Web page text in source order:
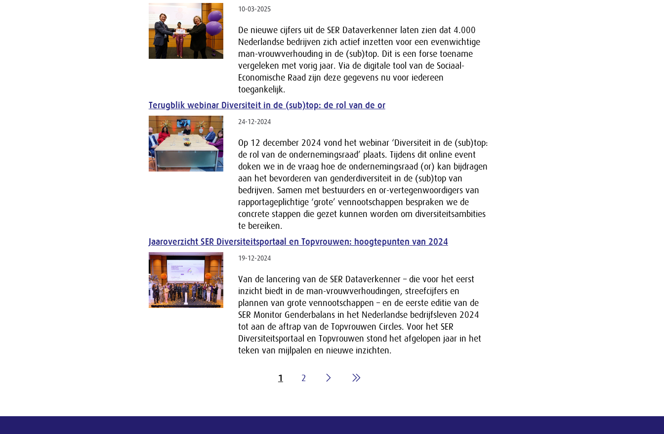
10-03-2025
De nieuwe cijfers uit de SER Dataverkenner laten zien dat 4.000
Nederlandse bedrijven zich actief inzetten voor een evenwichtige
man-vrouwverhouding in de (sub)top. Dit is een forse toename
vergeleken met vorig jaar. Via de digitale tool van de Sociaal-
Economische Raad zijn deze gegevens nu voor iedereen
toegankelijk.
Terugblik webinar Diversiteit in de (sub)top: de rol van de or
24-12-2024
Op 12 december 2024 vond het webinar ‘Diversiteit in de (sub)top:
de rol van de ondernemingsraad’ plaats. Tijdens dit online event
doken we in de vraag hoe de ondernemingsraad (or) kan bijdragen
aan het bevorderen van genderdiversiteit in de (sub)top van
bedrijven. Samen met bestuurders en or-vertegenwoordigers van
rapportageplichtige ‘grote’ vennootschappen bespraken we de
concrete stappen die gezet kunnen worden om diversiteitsambities
te bereiken.
Jaaroverzicht SER Diversiteitsportaal en Topvrouwen: hoogtepunten van 2024
19-12-2024
Van de lancering van de SER Dataverkenner – die voor het eerst
inzicht biedt in de man-vrouwverhoudingen, streefcijfers en
plannen van grote vennootschappen – en de eerste editie van de
SER Monitor Genderbalans in het Nederlandse bedrijfsleven 2024
tot aan de aftrap van de Topvrouwen Circles. Voor het SER
Diversiteitsportaal en Topvrouwen stond het afgelopen jaar in het
teken van mijlpalen en nieuwe inzichten.
1 2